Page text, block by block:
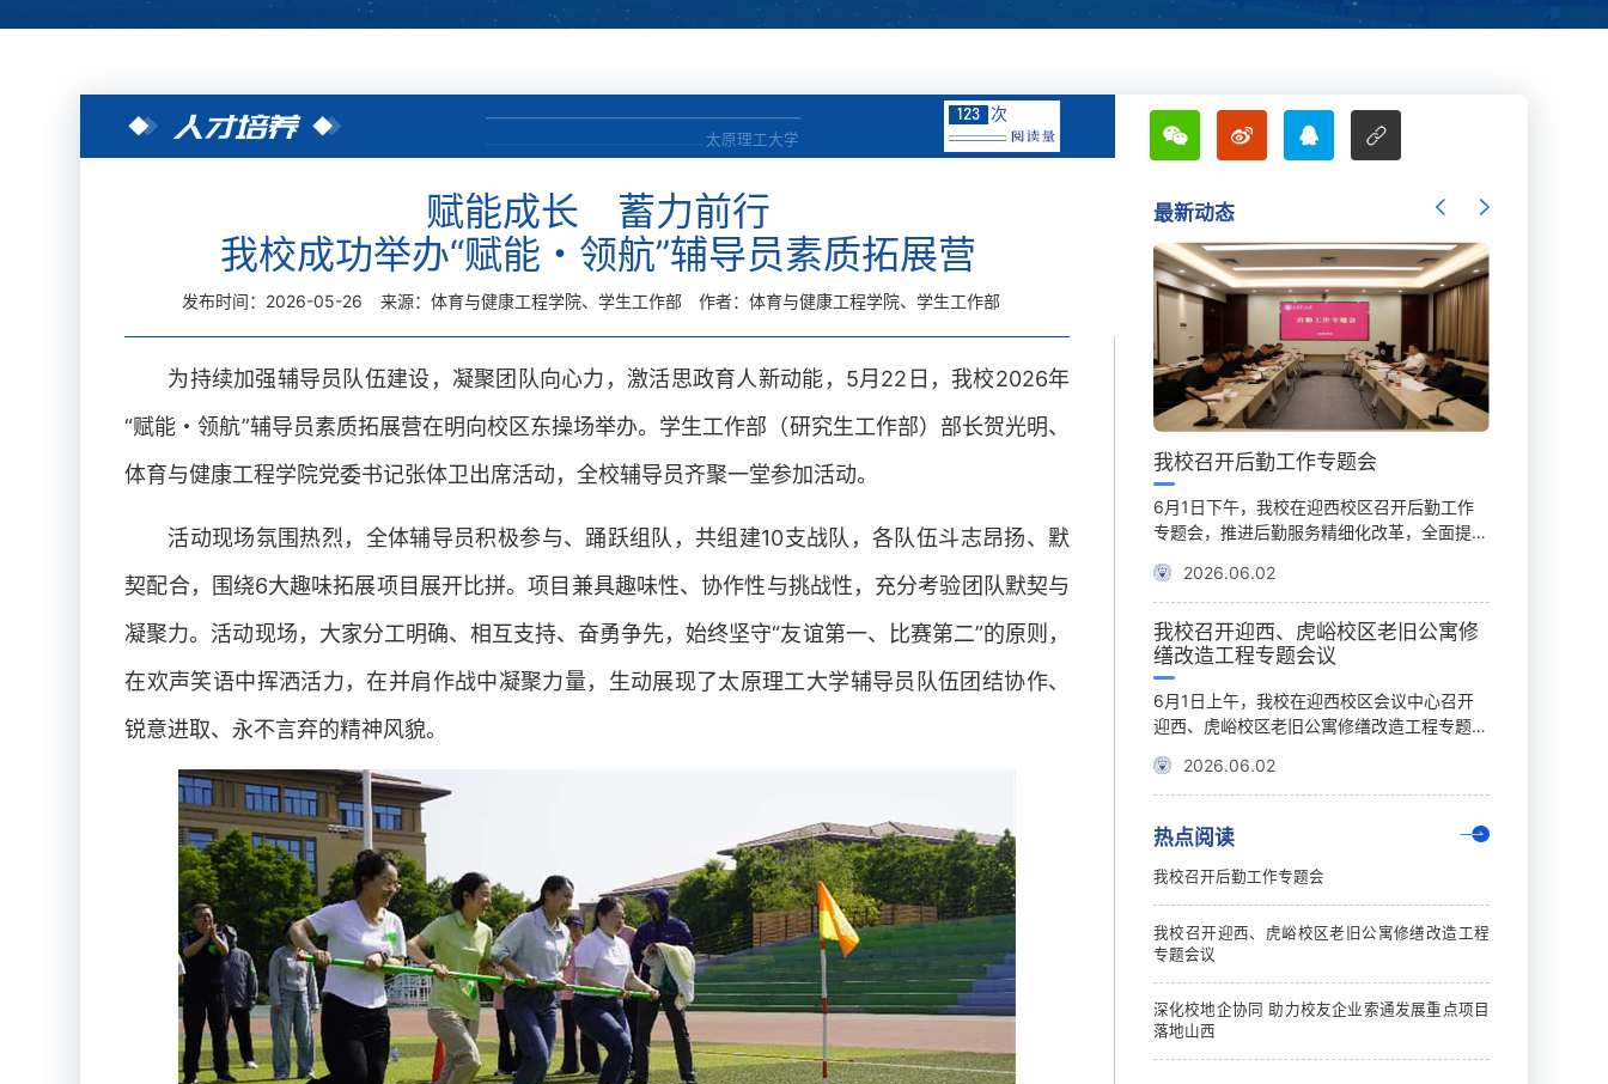
人才培养 太原理工大学
123 次
赋能成长 蓄力前行
我校成功举办“赋能・领航”辅导员素质拓展营
发布时间：2026-05-26 来源：体育与健康工程学院、学生工作部 作者：体育与健康工程学院、学生工作部
为持续加强辅导员队伍建设，凝聚团队向心力，激活思政育人新动能，5月22日，我校2026年
“赋能・领航”辅导员素质拓展营在明向校区东操场举办。学生工作部（研究生工作部）部长贺光明、
体育与健康工程学院党委书记张体卫出席活动，全校辅导员齐聚一堂参加活动。
活动现场氛围热烈，全体辅导员积极参与、踊跃组队，共组建10支战队，各队伍斗志昂扬、默
契配合，围绕6大趣味拓展项目展开比拼。项目兼具趣味性、协作性与挑战性，充分考验团队默契与
凝聚力。活动现场，大家分工明确、相互支持、奋勇争先，始终坚守“友谊第一、比赛第二”的原则，
在欢声笑语中挥洒活力，在并肩作战中凝聚力量，生动展现了太原理工大学辅导员队伍团结协作、
锐意进取、永不言弃的精神风貌。
最新动态
我校召开科研工作推进会
准对接区域发展与行业技术需求，5月29日上
召开科技工作推进会。学术副校长占小红出席
长，科学技术研究院、工业技术研究院等职能
涛院长主持。会上，科学技术研究院、工业技
2026.05.30
校领导带队走进太原凤凰双语学校开
与就业工作部、机械工程学院相关负责人一同
参加。讲座中，桑胜波以“小纳米 大世界 科技
实力 国家底气”为题，从国际科技竞争格局切
入，以“落后就要挨打”的历史警示开篇，深刻
阐明科技实力是国家的核心竞争力与底气所
在。...
我校召开后勤工作专题会
6月1日下午，我校在迎西校区召开后勤工作
专题会，推进后勤服务精细化改革，全面提升
常委、副校长程永强出席会议，学校相关职能
部门负责人及后勤保障部相关工作人员参加会
议。会议聚焦后勤服务提质升级重点任务，围
绕物业服务招标优化、学生公寓硬件升级、餐
饮改革、后勤服务体系完善等关键工作系统谋
划、统筹部署，明确了新阶段学校后勤高质量
发展的总体思路和工作举措。会议指出，物业
服务保障是校园运行的重要基础，...
2026.06.02
我校召开迎西、虎峪校区老旧公寓修
缮改造工程专题会议
6月1日上午，我校在迎西校区会议中心召开
迎西、虎峪校区老旧公寓修缮改造工程专题会
段重点任务，压实各部门工作责任，全力推动
校园重点民生基建项目高质量落地。校领导沈
兴全、孙宏斌、任喜莹、桑胜波、程永强出席
会议，各相关职能部门负责人参加会议。会议
指出，老旧公寓修缮改造是关乎学生住宿保
障、提升校园办学条件的重点民生工程，对优
化校园基础设施、改善师生居住环境、夯实学
校办学根基具有重要意义。...
2026.06.02
国内合作办公
工，送去节日
“六一”。校园
翻天”主题游园
热点阅读
我校召开后勤工作专题会
我校召开迎西、虎峪校区老旧公寓修缮改造工程
专题会议
深化校地企协同 助力校友企业索通发展重点项目
落地山西